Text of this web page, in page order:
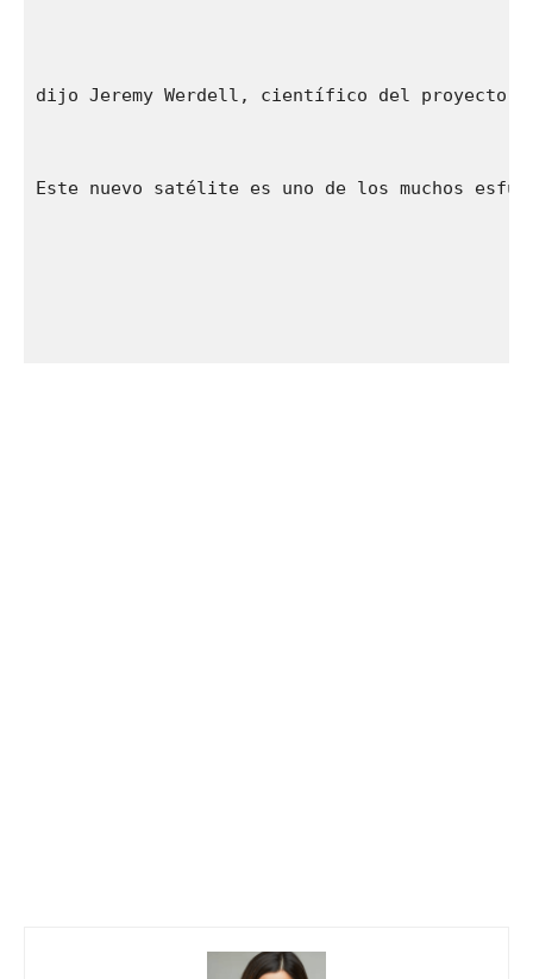
dijo Jeremy Werdell, científico del proyecto
Este nuevo satélite es uno de los muchos